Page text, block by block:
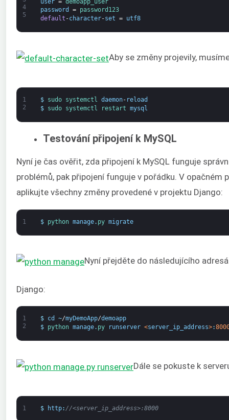
4
5
password
=
password123
default -character-set = utf8
Aby se změny projevily,
1
2
$ sudo systemctl daemon- reload
$
sudo systemctl restart mysql
Testování připojení k MySQL
Nyní je čas ověřit, zda připojení k MySQL funguje
problémů, pak připojení funguje v pořádku. V opačném
aplikujte všechny změny provedené v projektu Django:
1 $ python manage. py migrate
Nyní přejděte do následujícího
Django:
1
2
$ cd ~/myDemoApp/demoapp
$
python manage. py runserver <server_ip_address>:
Dále se pokuste k
1 $ http: //<server_ip_address>:8000